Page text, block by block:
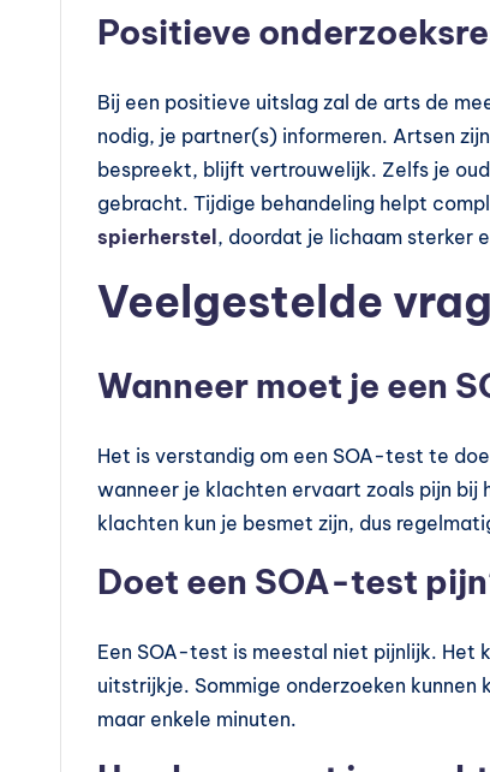
Positieve
Bij een positieve uitslag zal de arts de
nodig, je partner(s) informeren. Artsen
bespreekt, blijft vertrouwelijk. Zelfs je
gebracht. Tijdige behandeling helpt
spierherstel, doordat je lichaam sterker
Veelgestelde
Wanneer moet je een
Het is verstandig om een SOA-test te
wanneer je klachten ervaart zoals pijn bij
klachten kun je besmet zijn, dus
Doet een SOA-test
Een SOA-test is meestal niet pijnlijk. Het
uitstrijkje. Sommige onderzoeken
maar enkele minuten.